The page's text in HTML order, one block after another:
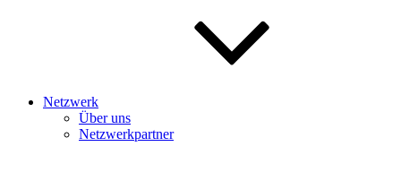
Netzwerk
Über uns
Netzwerkpartner